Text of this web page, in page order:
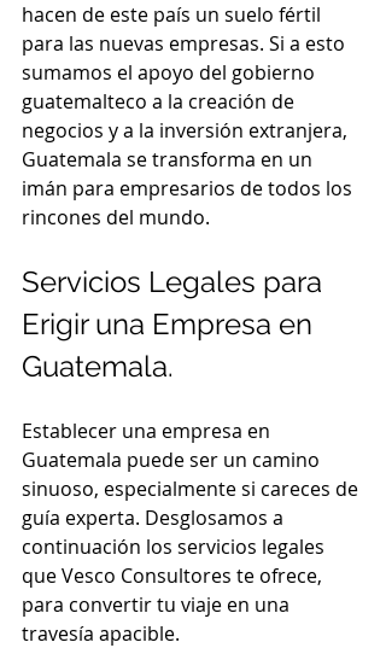
hacen de este país un suelo fértil
para las nuevas empresas. Si a esto
sumamos el apoyo del gobierno
guatemalteco a la creación de
negocios y a la inversión extranjera,
Guatemala se transforma en un
imán para empresarios de todos los
rincones del mundo.
Servicios Legales para
Erigir una Empresa en
Guatemala.
Establecer una empresa en
Guatemala puede ser un camino
sinuoso, especialmente si careces de
guía experta. Desglosamos a
continuación los servicios legales
que Vesco Consultores te ofrece,
para convertir tu viaje en una
travesía apacible.